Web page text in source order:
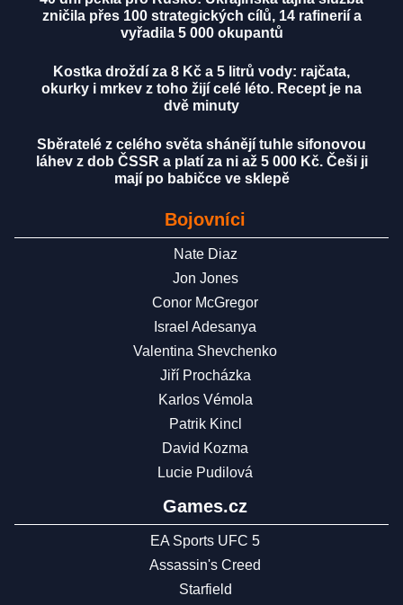
zničila přes 100 strategických cílů, 14 rafinerií a
vyřadila 5 000 okupantů
Kostka droždí za 8 Kč a 5 litrů vody: rajčata,
okurky i mrkev z toho žijí celé léto. Recept je na
dvě minuty
Sběratelé z celého světa shánějí tuhle sifonovou
láhev z dob ČSSR a platí za ni až 5 000 Kč. Češi ji
mají po babičce ve sklepě
Bojovníci
Nate Diaz
Jon Jones
Conor McGregor
Israel Adesanya
Valentina Shevchenko
Jiří Procházka
Karlos Vémola
Patrik Kincl
David Kozma
Lucie Pudilová
Games.cz
EA Sports UFC 5
Assassin's Creed
Starfield